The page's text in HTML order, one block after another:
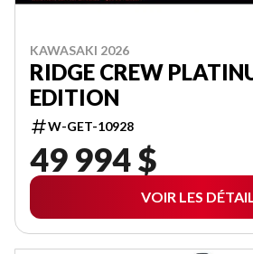
KAWASAKI 2026
RIDGE CREW
EDITION
W-GET-10928
49 994 $
VOIR LES